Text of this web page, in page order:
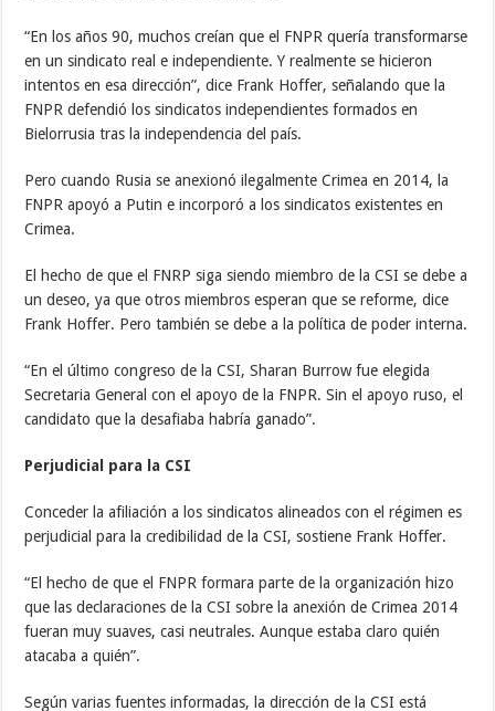
“En los años 90, muchos creían que el FNPR quería transformarse
en un sindicato real e independiente. Y realmente se hicieron
intentos en esa dirección”, dice Frank Hoffer, señalando que la
FNPR defendió los sindicatos independientes formados en
Bielorrusia tras la independencia del país.
Pero cuando Rusia se anexionó ilegalmente Crimea en 2014, la
FNPR apoyó a Putin e incorporó a los sindicatos existentes en
Crimea.
El hecho de que el FNRP siga siendo miembro de la CSI se debe a
un deseo, ya que otros miembros esperan que se reforme, dice
Frank Hoffer. Pero también se debe a la política de poder interna.
“En el último congreso de la CSI, Sharan Burrow fue elegida
Secretaria General con el apoyo de la FNPR. Sin el apoyo ruso, el
candidato que la desafiaba habría ganado”.
Perjudicial para la CSI
Conceder la afiliación a los sindicatos alineados con el régimen es
perjudicial para la credibilidad de la CSI, sostiene Frank Hoffer.
“El hecho de que el FNPR formara parte de la organización hizo
que las declaraciones de la CSI sobre la anexión de Crimea 2014
fueran muy suaves, casi neutrales. Aunque estaba claro quién
atacaba a quién”.
Según varias fuentes informadas, la dirección de la CSI está